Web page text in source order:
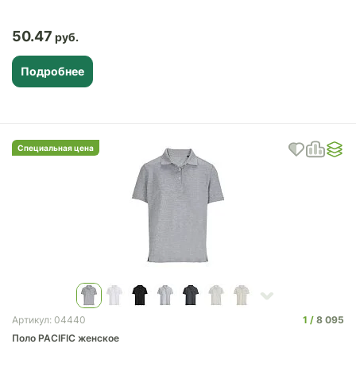
50.47
Подробнее
Специальная цена
Артикул: 04440 1
8 095
Поло PACIFIC женское